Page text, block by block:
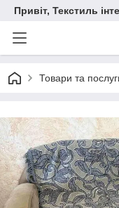
Привіт, Текстиль
Товари та